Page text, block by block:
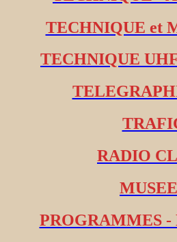
TECHNIQUE et
TECHNIQUE
RADIO
PROGRAMMES